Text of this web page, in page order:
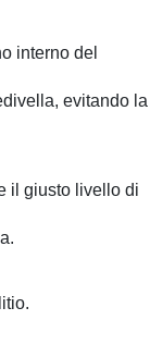
interno del
evitando la
il giusto livello di